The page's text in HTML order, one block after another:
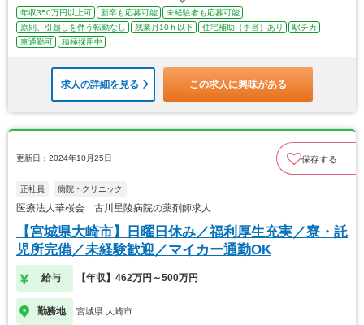
年収350万円以上可 新卒も応募可能
未経験者も応募可能
原則、引越しを伴う転勤なし
残業月10ｈ以下 住宅補助（手当）あり
駅チカ
車通勤可
積極採用中
求人の詳細を見る この求人に興味がある
更新日：2024年10月25日 保存する
正社員 病院・クリニック
医療法人華桜会 古川星陵病院の薬剤師求人
【宮城県大崎市】日曜日休み／福利厚生充実／寮・託
児所完備／未経験歓迎／マイカー通勤OK
給与 【年収】462万円～500万円
勤務地 宮城県 大崎市